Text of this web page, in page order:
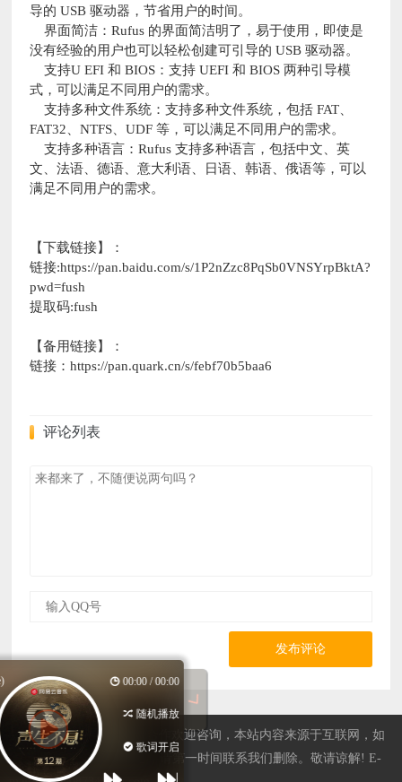
导的 USB 驱动器，节省用户的时间。
界面简洁：Rufus 的界面简洁明了，易于使用，即使是
没有经验的用户也可以轻松创建可引导的 USB 驱动器。
支持U EFI 和 BIOS：支持 UEFI 和 BIOS 两种引导模
式，可以满足不同用户的需求。
支持多种文件系统：支持多种文件系统，包括 FAT、
FAT32、NTFS、UDF 等，可以满足不同用户的需求。
支持多种语言：Rufus 支持多种语言，包括中文、英
文、法语、德语、意大利语、日语、韩语、俄语等，可以
满足不同用户的需求。
【下载链接】：
链接:https://pan.baidu.com/s/1P2nZzc8PqSb0VNSYrpBktA?
pwd=fush
提取码:fush
【备用链接】：
链接：https://pan.quark.cn/s/febf70b5baa6
评论列表
发布评论
站长QQ596508734，广告合作欢迎咨询，本站内容来源于互联网，如
果有侵权内容、不妥之处，请第一时间联系我们删除。敬请谅解! E-
果爱忘了 (live)
汪苏泷/单依纯 随机播放
声生不息·家...